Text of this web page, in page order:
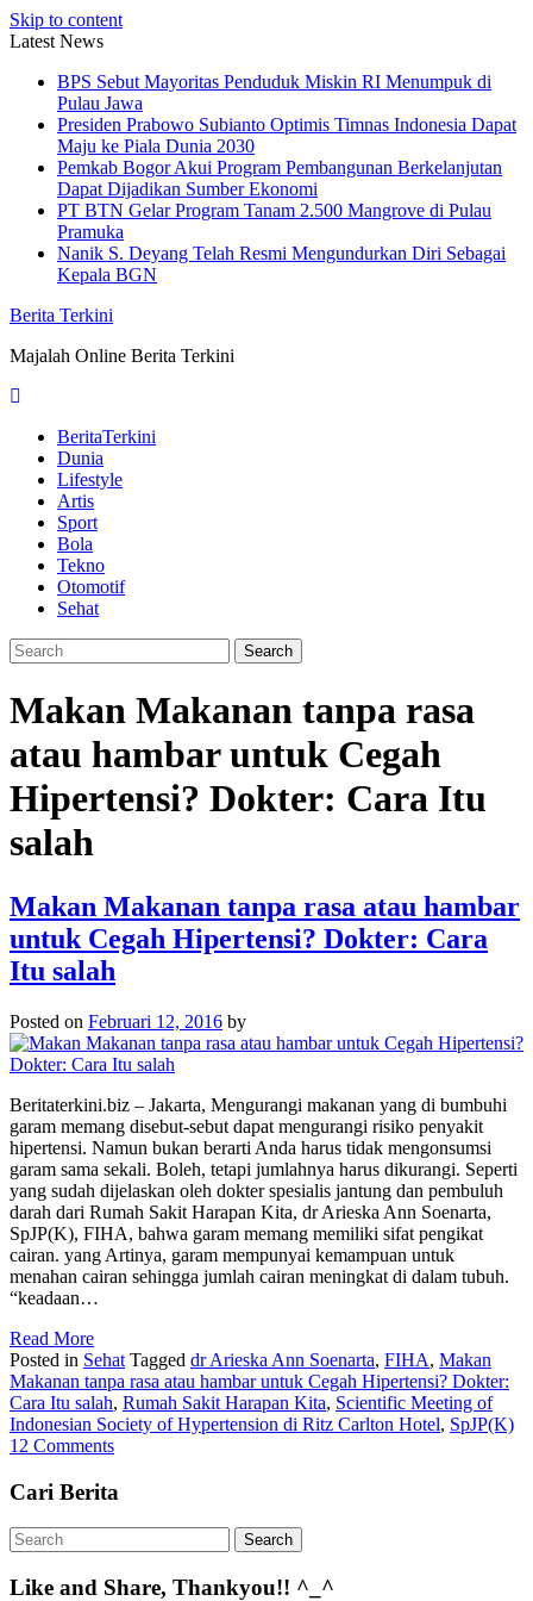
Skip to content
Latest News
BPS Sebut Mayoritas Penduduk Miskin RI Menumpuk di
Pulau Jawa
Presiden Prabowo Subianto Optimis Timnas Indonesia Dapat
Maju ke Piala Dunia 2030
Pemkab Bogor Akui Program Pembangunan Berkelanjutan
Dapat Dijadikan Sumber Ekonomi
PT BTN Gelar Program Tanam 2.500 Mangrove di Pulau
Pramuka
Nanik S. Deyang Telah Resmi Mengundurkan Diri Sebagai
Kepala BGN
Berita Terkini
Majalah Online Berita Terkini
BeritaTerkini
Dunia
Lifestyle
Artis
Sport
Bola
Tekno
Otomotif
Sehat
Makan Makanan tanpa rasa
atau hambar untuk Cegah
Hipertensi? Dokter: Cara Itu
salah
Makan Makanan tanpa rasa atau hambar
untuk Cegah Hipertensi? Dokter: Cara
Itu salah
Posted on Februari 12, 2016 by
Beritaterkini.biz – Jakarta, Mengurangi makanan yang di bumbuhi
garam memang disebut-sebut dapat mengurangi risiko penyakit
hipertensi. Namun bukan berarti Anda harus tidak mengonsumsi
garam sama sekali. Boleh, tetapi jumlahnya harus dikurangi. Seperti
yang sudah dijelaskan oleh dokter spesialis jantung dan pembuluh
darah dari Rumah Sakit Harapan Kita, dr Arieska Ann Soenarta,
SpJP(K), FIHA, bahwa garam memang memiliki sifat pengikat
cairan. yang Artinya, garam mempunyai kemampuan untuk
menahan cairan sehingga jumlah cairan meningkat di dalam tubuh.
“keadaan…
Read More
Posted in Sehat Tagged dr Arieska Ann Soenarta, FIHA, Makan
Makanan tanpa rasa atau hambar untuk Cegah Hipertensi? Dokter:
Cara Itu salah, Rumah Sakit Harapan Kita, Scientific Meeting of
Indonesian Society of Hypertension di Ritz Carlton Hotel, SpJP(K)
12 Comments
Cari Berita
Like and Share, Thankyou!! ^_^